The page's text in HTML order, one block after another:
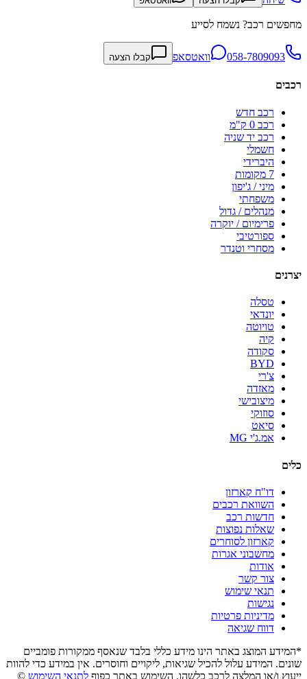
מחפשים רכב? נשמח לסייע
058-7809093 וואטסאפ קבלו הצעה
רכבים
רכב חדש
רכב 0 ק"מ
רכב יד שניה
חשמלי
היברידי
7 מקומות
מיני / ג'יפון
משפחתי
מנהלים / גדול
פרימיום / יוקרה
ספורטיבי
מסחרי וטנדר
יצרנים
טסלה
יונדאי
טויוטה
קיה
סקודה
BYD
צ'רי
מאזדה
מיצובישי
סוזוקי
סיאט
אמ.ג'י MG
כלים
דו"ח קארזון
השוואת רכבים
חדשות רכב
שאלות נפוצות
קארזון לסוחרים
מחשבוני אגרות
אודות
צור קשר
תנאי שימוש
נגישות
מדיניות פרטיות
דווח שגיאה
*המידע המוצג באתר הינו מידע כללי בלבד שנאסף ממקורות פומביים
שונים. המידע עלול להכיל שגיאות, ליקויים וחוסרים. אין במידע כדי להוות
ייעוץ ו/או המלצה לרכב כלשהו. השימוש באתר כפוף לתנאי השימוש ©